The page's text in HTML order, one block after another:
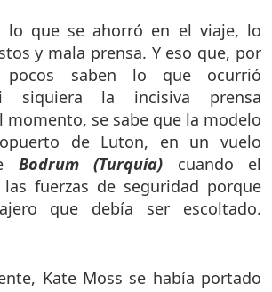
lo que se ahorró en el viaje, lo
y mala prensa. Y eso que, por
pocos saben lo que ocurrió
siquiera la incisiva prensa
momento, se sabe que la modelo
de Luton, en un vuelo
Bodrum (Turquía) cuando el
fuerzas de seguridad porque
que debía ser escoltado.
Kate Moss se había portado